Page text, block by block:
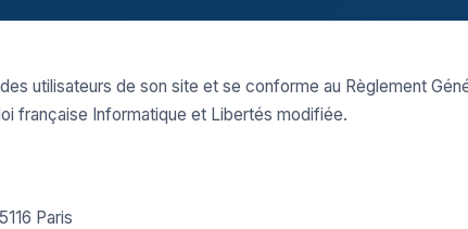
utilisateurs de son site et se conforme au Règlement
française Informatique et Libertés modifiée.
Paris